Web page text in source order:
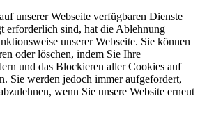
unserer Webseite verfügbaren Dienste
erforderlich sind, hat die Ablehnung
unserer Webseite. Sie können
oder löschen, indem Sie Ihre
und das Blockieren aller Cookies auf
Sie werden jedoch immer aufgefordert,
wenn Sie unsere Website erneut